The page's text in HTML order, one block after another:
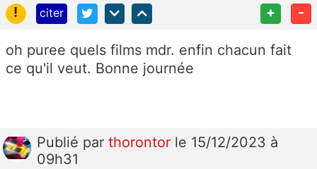
!
citer + -
oh puree quels films mdr. enfin chacun fait
ce qu'il veut. Bonne journée
Publié par thorontor le 15/12/2023 à
09h31